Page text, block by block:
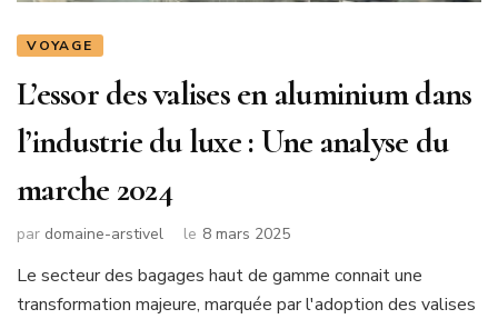
VOYAGE
L’essor des valises en aluminium dans
l’industrie du luxe : Une analyse du
marche 2024
par domaine-arstivel le 8 mars 2025
Le secteur des bagages haut de gamme connait une
transformation majeure, marquée par l'adoption des valises